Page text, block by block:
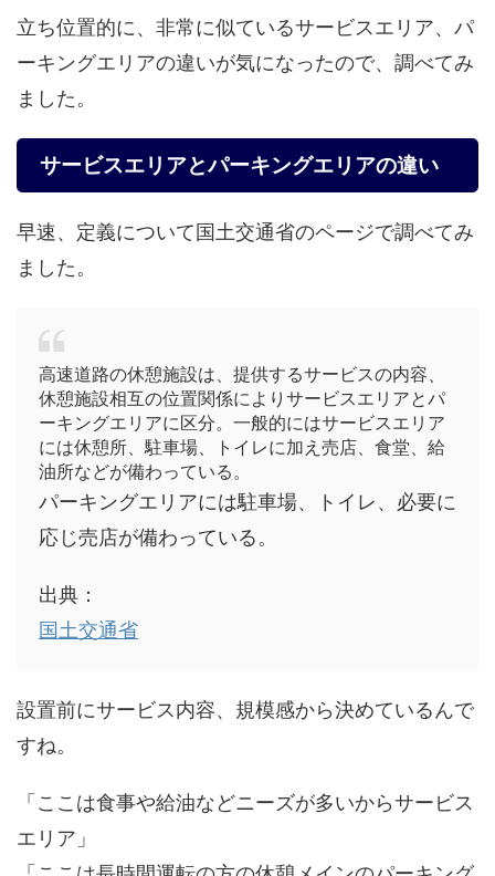
立ち位置的に、非常に似ているサービスエリア、パ
ーキングエリアの違いが気になったので、調べてみ
ました。
サービスエリアとパーキングエリアの違い
早速、定義について国土交通省のページで調べてみ
ました。
高速道路の休憩施設は、提供するサービスの内容、
休憩施設相互の位置関係によりサービスエリアとパ
ーキングエリアに区分。一般的にはサービスエリア
には休憩所、駐車場、トイレに加え売店、食堂、給
油所などが備わっている。
パーキングエリアには駐車場、トイレ、必要に
応じ売店が備わっている。
出典：
国土交通省
設置前にサービス内容、規模感から決めているんで
すね。
「ここは食事や給油などニーズが多いからサービス
エリア」